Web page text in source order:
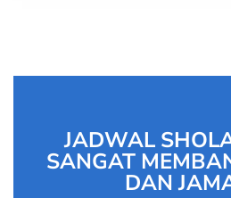
JADWAL
SANGAT
DAN